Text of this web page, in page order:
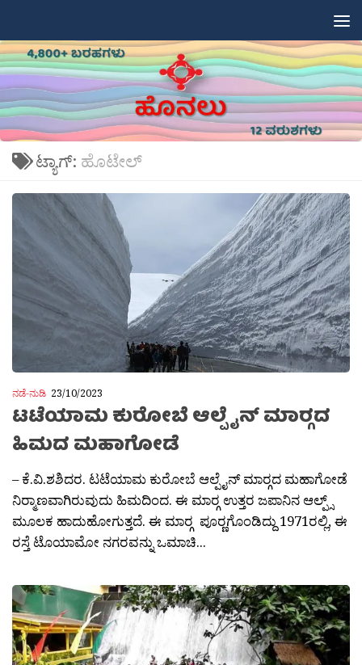
ಟ್ಯಾಗ್: ಹೊಟೇಲ್
ನಡೆ-ನುಡಿ 23/10/2023
ಟಟೆಯಾಮ ಕುರೋಬೆ ಆಲ್ಪೈನ್ ಮಾರ‍್ಗದ
ಹಿಮದ ಮಹಾಗೋಡೆ
– ಕೆ.ವಿ.ಶಶಿದರ. ಟಟೆಯಾಮ ಕುರೋಬೆ ಆಲ್ಪೈನ್ ಮಾರ‍್ಗದ ಮಹಾಗೋಡೆ
ನಿರ‍್ಮಾಣವಾಗಿರುವುದು ಹಿಮದಿಂದ. ಈ ಮಾರ‍್ಗ ಉತ್ತರ ಜಪಾನಿನ ಆಲ್ಪ್ಸ್
ಮೂಲಕ ಹಾದುಹೋಗುತ್ತದೆ. ಈ ಮಾರ‍್ಗ ಪೂರ‍್ಣಗೊಂಡಿದ್ದು 1971ರಲ್ಲಿ, ಈ
ರಸ್ತೆ ಟೊಯಾಮೋ ನಗರವನ್ನು ಒಮಾಚಿ...